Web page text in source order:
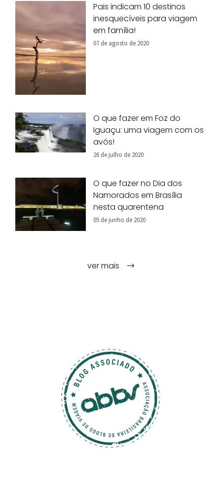
Pais indicam 10 destinos
inesquecíveis para viagem
em família!
07 de agosto de 2020
O que fazer em Foz do
Iguaçu: uma viagem com os
avós!
26 de julho de 2020
O que fazer no Dia dos
Namorados em Brasília
nesta quarentena
05 de junho de 2020
ver mais